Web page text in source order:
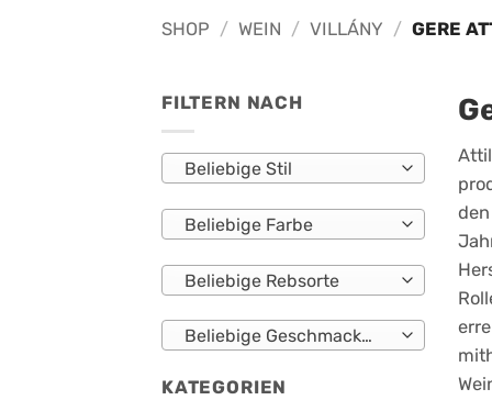
SHOP / WEIN / VILLÁNY / GERE
FILTERN NACH
Beliebige Stil
Beliebige Farbe
Beliebige Rebsorte
Beliebige Geschmacksprofil
KATEGORIEN